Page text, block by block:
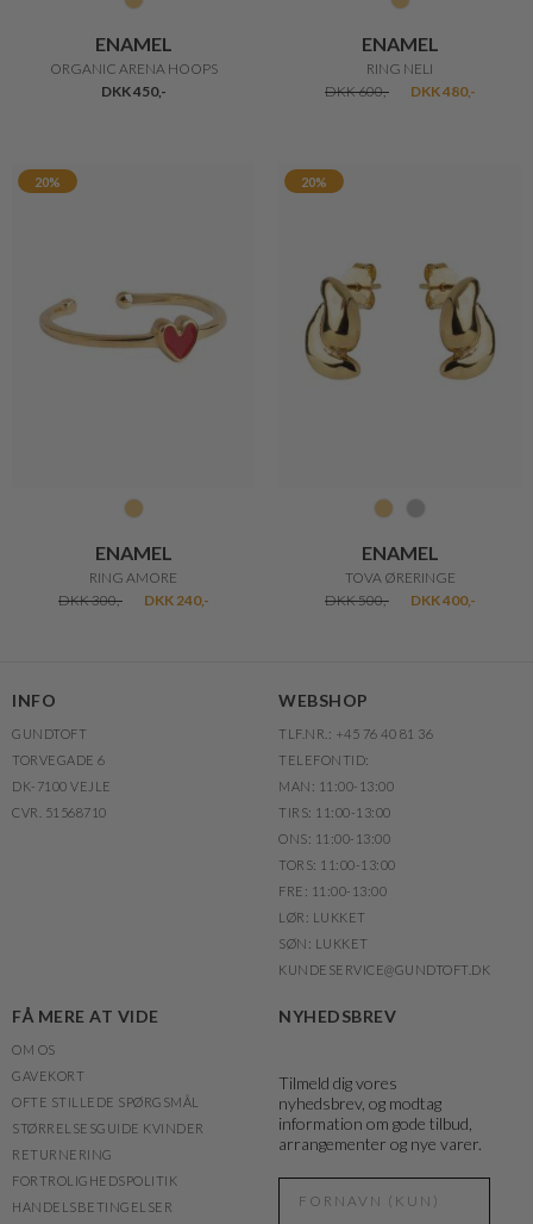
ENAMEL
ORGANIC ARENA HOOPS
DKK 450,-
ENAMEL
RING NELI
DKK 600,-
DKK 480,-
20%
ENAMEL
RING AMORE
DKK 300,-
DKK 240,-
20%
ENAMEL
TOVA ØRERINGE
DKK 500,-
DKK 400,-
INFO
GUNDTOFT
TORVEGADE 6
DK-7100 VEJLE
CVR. 51568710
WEBSHOP
TLF.NR.: +45 76 40 81 36
TELEFONTID:
MAN: 11:00-13:00
TIRS: 11:00-13:00
ONS: 11:00-13:00
TORS: 11:00-13:00
FRE: 11:00-13:00
LØR: LUKKET
SØN: LUKKET
KUNDESERVICE@GUNDTOFT.DK
FÅ MERE AT VIDE
OM OS
GAVEKORT
OFTE STILLEDE SPØRGSMÅL
STØRRELSESGUIDE KVINDER
RETURNERING
FORTROLIGHEDSPOLITIK
HANDELSBETINGELSER
NYHEDSBREV
Tilmeld dig vores
nyhedsbrev, og modtag
information om gode tilbud,
arrangementer og nye varer.